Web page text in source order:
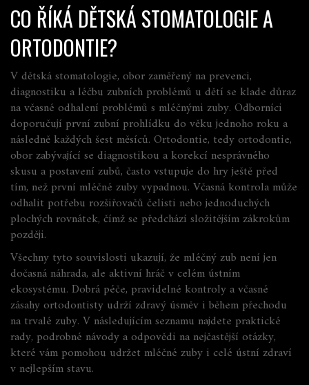
CO ŘÍKÁ DĚTSKÁ STOMATOLOGIE A
ORTODONTIE?
Vdětská stomatologie, obor zaměřený na prevenci,
diagnostiku a léčbu zubních problémů u dětí se klade důraz
na včasné odhalení problémů s mléčnými zuby. Odborníci
doporučují první zubní prohlídku do věku jednoho roku a
následně každých šest měsíců. Ortodontie, tedyortodontie,
obor zabývající se diagnostikou a korekcí nesprávného
skusu a postavení zubů, často vstupuje do hry ještě před
tím, než první mléčné zuby vypadnou. Včasná kontrola může
odhalit potřebu rozšiřovačů čelisti nebo jednoduchých
plochých rovnátek, čímž se předchází složitějším zákrokům
později.
Všechny tyto souvislosti ukazují, že mléčný zub není jen
dočasná náhrada, ale aktivní hráč v celém ústním
ekosystému. Dobrá péče, pravidelné kontroly a včasné
zásahy ortodontisty udrží zdravý úsměv i během přechodu
na trvalé zuby. V následujícím seznamu najdete praktické
rady, podrobné návody a odpovědi na nejčastější otázky,
které vám pomohou udržet mléčné zuby i celé ústní zdraví
v nejlepším stavu.